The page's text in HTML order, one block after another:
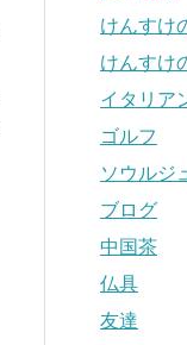
けんすけ
けんすけ
イタリア
ゴルフ
ソウルジ
ブログ
中国茶
仏具
友達